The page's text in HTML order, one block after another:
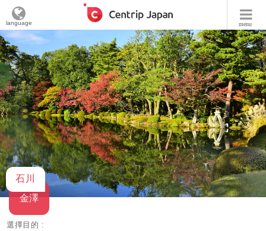
menu
language
石川
金澤
選擇目的 :